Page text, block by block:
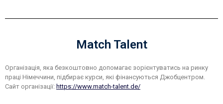
Match Talent
Організація, яка безкоштовно допомагає зорієнтуватись на ринку
праці Німеччини, підбирає курси, які фінансуються Джобцентром.
Сайт організації: https://www.match-talent.de/